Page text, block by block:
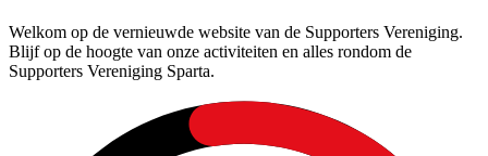
Welkom op de vernieuwde website van de Supporters Vereniging.
Blijf op de hoogte van onze activiteiten en alles rondom de
Supporters Vereniging Sparta.